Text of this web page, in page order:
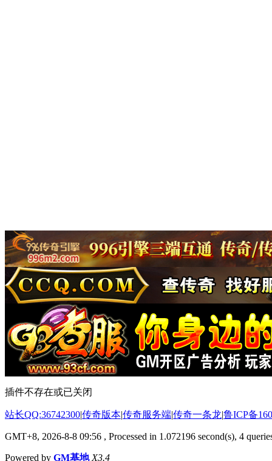
插件不存在或已关闭
站长QQ:36742300|传奇版本|传奇服务端|传奇一条龙|鲁ICP备
GMT+8, 2026-8-8 09:56 , Processed in 1.072196 second(s), 4
Powered by GM基地 X3.4